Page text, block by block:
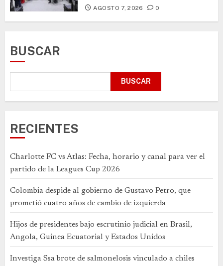
AGOSTO 7, 2026 0
BUSCAR
BUSCAR
RECIENTES
Charlotte FC vs Atlas: Fecha, horario y canal para ver el
partido de la Leagues Cup 2026
Colombia despide al gobierno de Gustavo Petro, que
prometió cuatro años de cambio de izquierda
Hijos de presidentes bajo escrutinio judicial en Brasil,
Angola, Guinea Ecuatorial y Estados Unidos
Investiga Ssa brote de salmonelosis vinculado a chiles